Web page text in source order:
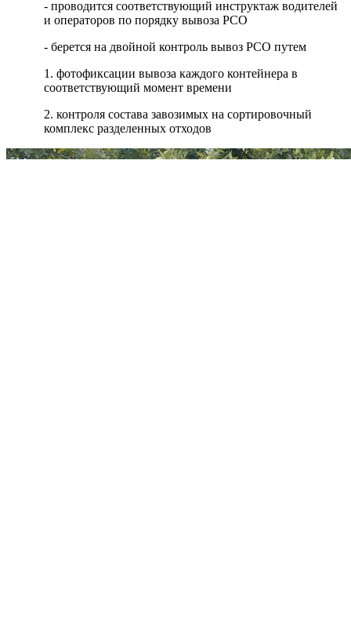
- проводится соответствующий инструктаж водителей
и операторов по порядку вывоза РСО
- берется на двойной контроль вывоз РСО путем
1. фотофиксации вывоза каждого контейнера в
соответствующий момент времени
2. контроля состава завозимых на сортировочный
комплекс разделенных отходов